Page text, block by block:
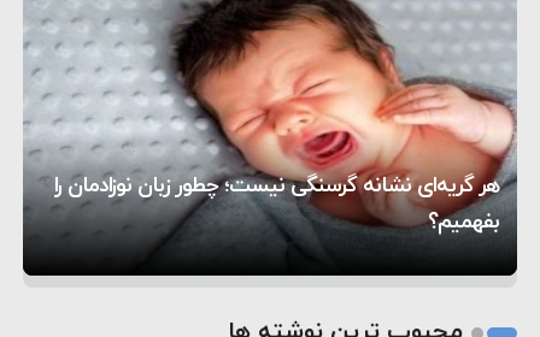
سپاه: دو نفتکش متخلف مورد اصابت قرار گرفته و
متوقف شدند
۱۲:۵۹
ترامپ مدعی توافق تاریخی برای خلع سلاح کامل
حماس شد
۸:۵۷
اعتراض عراقچی به همتای بلغارستانی به دلیل کمک
به آمریکا در حملات به ایران
۱۶:۱۹
کشورهایی که به متجاوزان کمک می کنند پاسخ
سختی خواهند گرفت
۱۰:۱۵
سنتکام پایان تجاوز جدید به ایران را اعلام کرد
۶:۰۵
هر گریه‌ای نشانه گرسنگی نیست؛ چطور زبان نوزادمان را
بفهمیم؟
تغذیه پدر می‌تواند بر سلامت نوزاد تأثیر بگذارد
روی دیگر زندگی
2